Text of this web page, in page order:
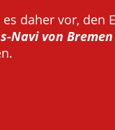
es daher vor, den
Navi von